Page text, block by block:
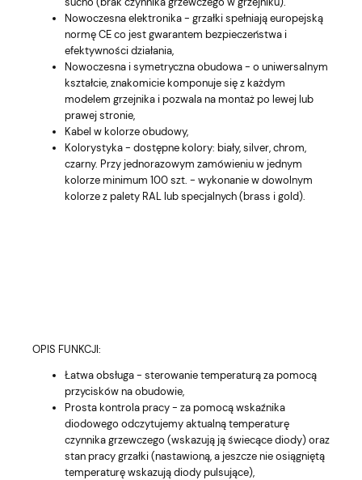
Nowoczesna elektronika - grzałki spełniają europejską
normę CE co jest gwarantem bezpieczeństwa i
efektywności działania,
Nowoczesna i symetryczna obudowa - o uniwersalnym
kształcie, znakomicie komponuje się z każdym
modelem grzejnika i pozwala na montaż po lewej lub
prawej stronie,
Kabel w kolorze obudowy,
Kolorystyka - dostępne kolory: biały, silver, chrom,
czarny. Przy jednorazowym zamówieniu w jednym
kolorze minimum 100 szt. - wykonanie w dowolnym
kolorze z palety RAL lub specjalnych (brass i gold).
OPIS FUNKCJI:
Łatwa obsługa - sterowanie temperaturą za pomocą
przycisków na obudowie,
Prosta kontrola pracy - za pomocą wskaźnika
diodowego odczytujemy aktualną temperaturę
czynnika grzewczego (wskazują ją świecące diody) oraz
stan pracy grzałki (nastawioną, a jeszcze nie osiągniętą
temperaturę wskazują diody pulsujące),